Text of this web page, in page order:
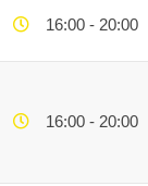
16:00 - 20:00
16:00 - 20:00